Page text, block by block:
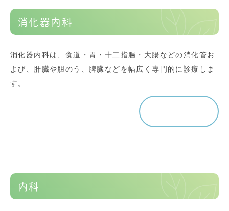
消化器内科
消化器内科は、食道・胃・十二指腸・大腸などの消化管お
よび、肝臓や胆のう、脾臓などを幅広く専門的に診療しま
す。
内科